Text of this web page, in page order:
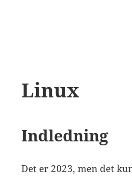
Linux
Indledning
Det er 2023, men det